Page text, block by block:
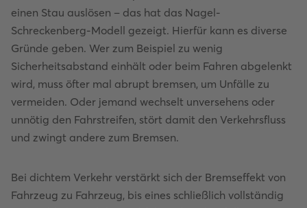
einen Stau auslösen – das hat das Nagel-
Schreckenberg-Modell gezeigt. Hierfür kann es diverse
Gründe geben. Wer zum Beispiel zu wenig
Sicherheitsabstand einhält oder beim Fahren abgelenkt
wird, muss öfter mal abrupt bremsen, um Unfälle zu
vermeiden. Oder jemand wechselt unversehens oder
unnötig den Fahrstreifen, stört damit den Verkehrsfluss
und zwingt andere zum Bremsen.
Bei dichtem Verkehr verstärkt sich der Bremseffekt von
Fahrzeug zu Fahrzeug, bis eines schließlich vollständig